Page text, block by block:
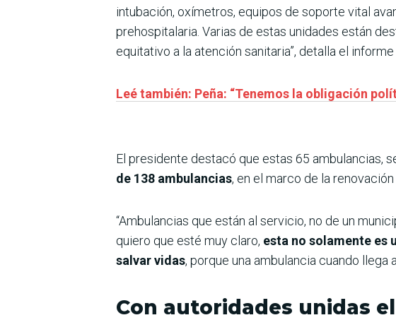
intubación, oxímetros, equipos de soporte vital
prehospitalaria. Varias de estas unidades están
equitativo a la atención sanitaria”, detalla el informe
Leé también: Peña: “Tenemos la obligación
El presidente destacó que estas 65 ambulancias,
de 138 ambulancias, en el marco de la
“Ambulancias que están al servicio, no de un
quiero que esté muy claro, esta no solamente es
salvar vidas, porque una ambulancia cuando llega
Con autoridades unidas